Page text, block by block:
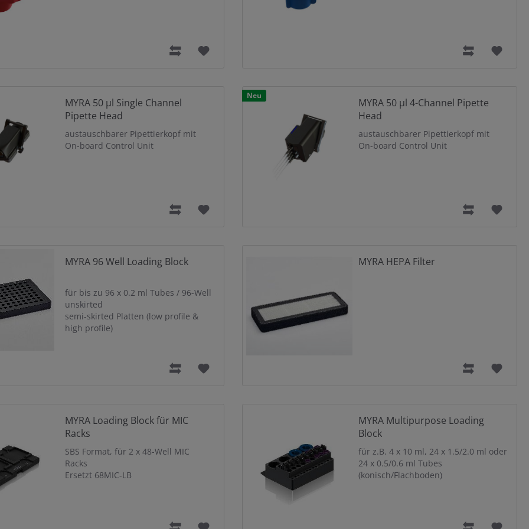
MYRA 50 µl Single Channel
Pipette Head
austauschbarer Pipettierkopf mit
On-board Control Unit
Neu
MYRA 50 µl 4-Channel Pipette
Head
austauschbarer Pipettierkopf mit
On-board Control Unit
MYRA 96 Well Loading Block
für bis zu 96 x 0.2 ml Tubes / 96-Well
unskirted
semi-skirted Platten (low profile &
high profile)
MYRA HEPA Filter
MYRA Loading Block für MIC
Racks
SBS Format, für 2 x 48-Well MIC
Racks
Ersetzt 68MIC-LB
MYRA Multipurpose Loading
Block
für z.B. 4 x 10 ml, 24 x 1.5/2.0 ml oder
24 x 0.5/0.6 ml Tubes
(konisch/Flachboden)